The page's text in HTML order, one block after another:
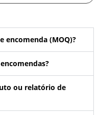
encomenda (MOQ)?
ou relatório de